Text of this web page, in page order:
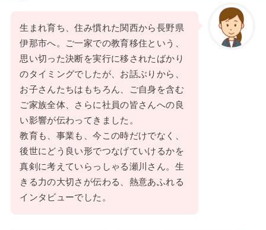
生まれ育ち、住み慣れた関西から長野県
伊那市へ。ご一家での教育移住という、
思い切った決断を実行に移されたばかり
のタイミングでしたが、お話ぶりから、
お子さんたちはもちろん、ご自身を含む
ご家族全体、さらに社員の皆さんへの良
い影響が伝わってきました。
教育も、事業も、今この時だけでなく、
後世にどう良い形でつなげていけるかを
真剣に考えていらっしゃる瀬川さん。生
きる力の大切さが伝わる、熱意あふれる
インタビューでした。